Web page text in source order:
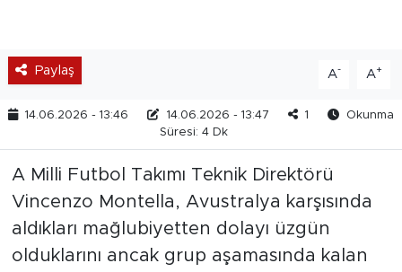
Paylaş A- A+
14.06.2026 - 13:46 14.06.2026 - 13:47 1
Okunma
Süresi: 4 Dk
A Milli Futbol Takımı Teknik Direktörü
Vincenzo Montella, Avustralya karşısında
aldıkları mağlubiyetten dolayı üzgün
olduklarını ancak grup aşamasında kalan